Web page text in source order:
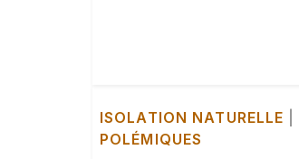
ISOLATION NATURELLE
POLÉMIQUES